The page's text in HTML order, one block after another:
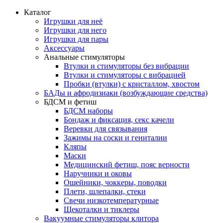
Каталог
Игрушки для неё
Игрушки для него
Игрушки для пары
Аксессуары
Анальные стимуляторы
Втулки и стимуляторы без вибрации
Втулки и стимуляторы с вибрацией
Пробки (втулки) с кристаллом, хвостом
БАДы и афродизиаки (возбуждающие средства)
БДСМ и фетиш
БДСМ наборы
Бондаж и фиксация, секс качели
Веревки для связывания
Зажимы на соски и гениталии
Кляпы
Маски
Медицинский фетиш, пояс верности
Наручники и оковы
Ошейники, чоккеры, поводки
Плети, шлепалки, стеки
Свечи низкотемпературные
Щекоталки и тиклеры
Вакуумные стимуляторы клитора